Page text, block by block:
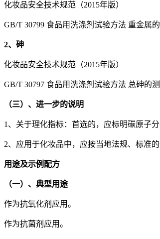
化妆品安全技术规范（2015年版）
GB/T 30799 食品用洗涤剂试验方法 重金属
2、砷
化妆品安全技术规范（2015年版）
GB/T 30797 食品用洗涤剂试验方法 总砷的
（三）、进一步的说明
1、关于理化指标：首选的，应标明碳原子
2、应用于化妆品中，应按当地法规、标准
用途及示例配方
（一）、典型用途
作为抗氧化剂应用。
作为抗菌剂应用。